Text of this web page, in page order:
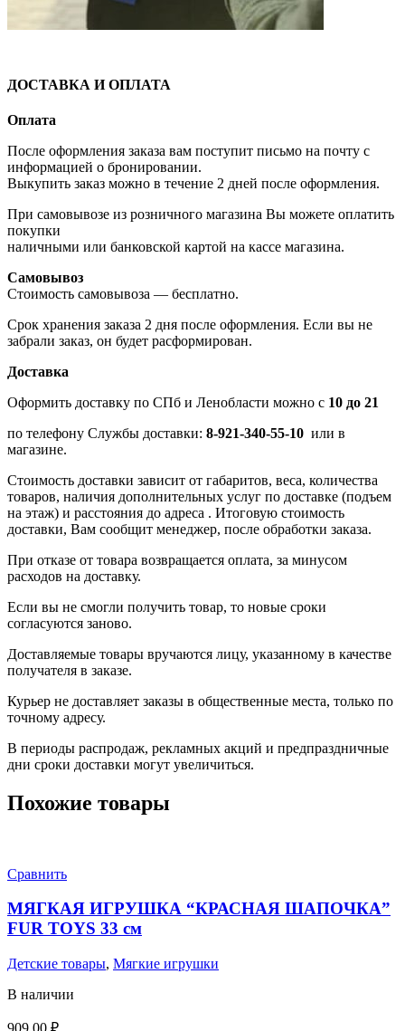
ДОСТАВКА И ОПЛАТА
Оплата
После оформления заказа вам поступит письмо на почту с
информацией о бронировании.
Выкупить заказ можно в течение 2 дней после оформления.
При самовывозе из розничного магазина Вы можете оплатить
покупки
наличными или банковской картой на кассе магазина.
Самовывоз
Стоимость самовывоза — бесплатно.
Срок хранения заказа 2 дня после оформления. Если вы не
забрали заказ, он будет расформирован.
Доставка
Оформить доставку по СПб и Ленобласти можно с 10 до 21
по телефону Службы доставки: 8-921-340-55-10 или в
магазине.
Стоимость доставки зависит от габаритов, веса, количества
товаров, наличия дополнительных услуг по доставке (подъем
на этаж) и расстояния до адреса . Итоговую стоимость
доставки, Вам сообщит менеджер, после обработки заказа.
При отказе от товара возвращается оплата, за минусом
расходов на доставку.
Если вы не смогли получить товар, то новые сроки
согласуются заново.
Доставляемые товары вручаются лицу, указанному в качестве
получателя в заказе.
Курьер не доставляет заказы в общественные места, только по
точному адресу.
В периоды распродаж, рекламных акций и предпраздничные
дни сроки доставки могут увеличиться.
Похожие товары
Сравнить
МЯГКАЯ ИГРУШКА “КРАСНАЯ ШАПОЧКА”
FUR TOYS 33 см
Детские товары, Мягкие игрушки
В наличии